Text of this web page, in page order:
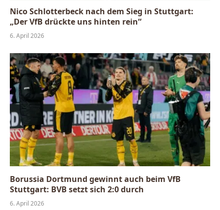
Nico Schlotterbeck nach dem Sieg in Stuttgart:
„Der VfB drückte uns hinten rein“
6. April 2026
Borussia Dortmund gewinnt auch beim VfB
Stuttgart: BVB setzt sich 2:0 durch
6. April 2026